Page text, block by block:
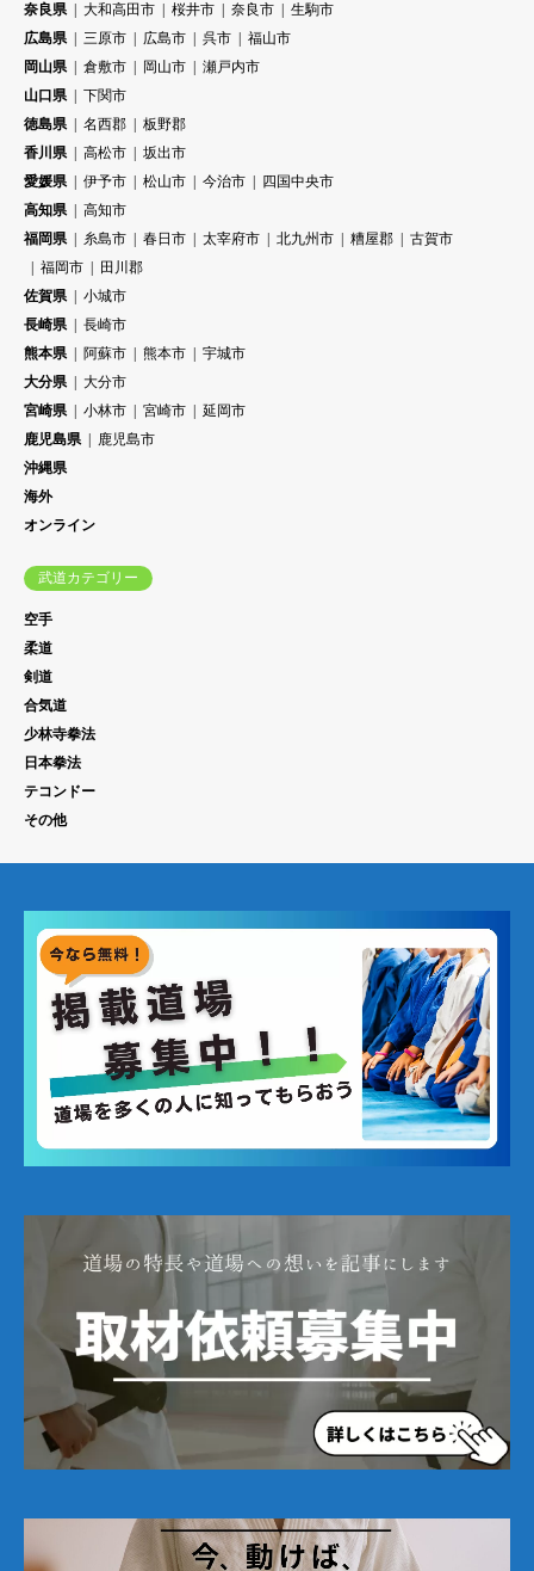
奈良県
大和高田市 桜井市 奈良市
生駒市
広島県
三原市 広島市 呉市
福山市
岡山県
倉敷市 岡山市
瀬戸内市
山口県
下関市
徳島県
名西郡
板野郡
香川県
高松市
坂出市
愛媛県
伊予市 松山市 今治市
四国中央市
高知県
高知市
福岡県
糸島市 春日市 太宰府市 北九州市 糟屋郡
古賀市
福岡市
田川郡
佐賀県
小城市
長崎県
長崎市
熊本県
阿蘇市 熊本市
宇城市
大分県
大分市
宮崎県
小林市 宮崎市
延岡市
鹿児島県
鹿児島市
沖縄県
海外
オンライン
武道カテゴリー
空手
柔道
剣道
合気道
少林寺拳法
日本拳法
テコンドー
その他